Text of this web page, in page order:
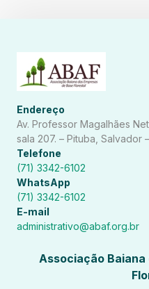
Endereço
Av. Professor Magalhães
sala 207. – Pituba, Salvador
Telefone
(71) 3342-6102
WhatsApp
(71) 3342-6102
E-mail
administrativo@abaf.org.br
Associação Baiana